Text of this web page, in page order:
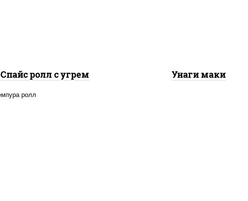
Спайс ролл с угрем Унаги маки